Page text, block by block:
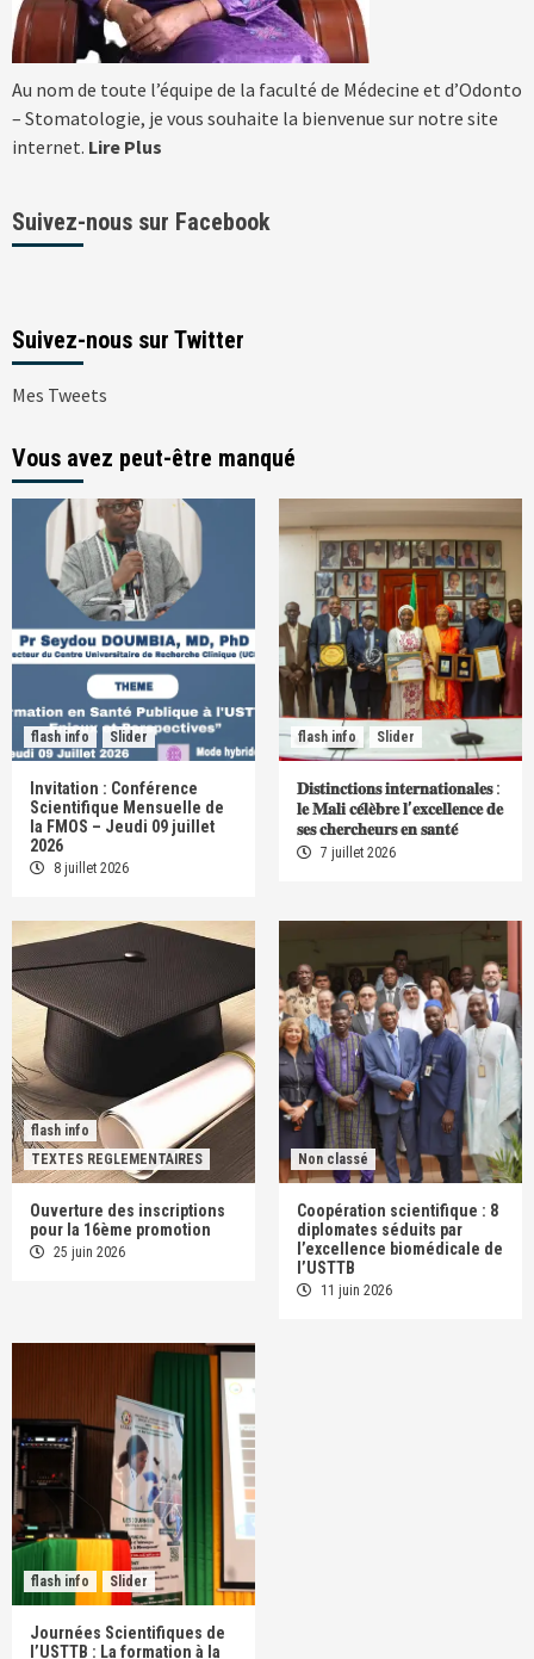
Au nom de toute l’équipe de la faculté de Médecine et d’Odonto
– Stomatologie, je vous souhaite la bienvenue sur notre site
internet. Lire Plus
Suivez-nous sur Facebook
Suivez-nous sur Twitter
Mes Tweets
Vous avez peut-être manqué
flash info Slider
Invitation : Conférence
Scientifique Mensuelle de
la FMOS – Jeudi 09 juillet
2026
8 juillet 2026
flash info Slider
𝐃𝐢𝐬𝐭𝐢𝐧𝐜𝐭𝐢𝐨𝐧𝐬 𝐢𝐧𝐭𝐞𝐫𝐧𝐚𝐭𝐢𝐨𝐧𝐚𝐥𝐞𝐬 :
𝐥𝐞 𝐌𝐚𝐥𝐢 𝐜𝐞́𝐥𝐞̀𝐛𝐫𝐞 𝐥’𝐞𝐱𝐜𝐞𝐥𝐥𝐞𝐧𝐜𝐞 𝐝𝐞
𝐬𝐞𝐬 𝐜𝐡𝐞𝐫𝐜𝐡𝐞𝐮𝐫𝐬 𝐞𝐧 𝐬𝐚𝐧𝐭𝐞́
7 juillet 2026
flash info
TEXTES REGLEMENTAIRES
Ouverture des inscriptions
pour la 16ème promotion
25 juin 2026
Non classé
Coopération scientifique : 8
diplomates séduits par
l’excellence biomédicale de
l’USTTB
11 juin 2026
flash info Slider
Journées Scientifiques de
l’USTTB : La formation à la